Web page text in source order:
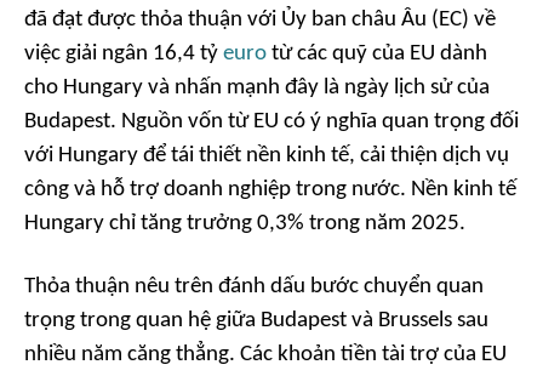
đã đạt được thỏa thuận với Ủy ban châu Âu (EC) về
việc giải ngân 16,4 tỷ euro từ các quỹ của EU dành
cho Hungary và nhấn mạnh đây là ngày lịch sử của
Budapest. Nguồn vốn từ EU có ý nghĩa quan trọng đối
với Hungary để tái thiết nền kinh tế, cải thiện dịch vụ
công và hỗ trợ doanh nghiệp trong nước. Nền kinh tế
Hungary chỉ tăng trưởng 0,3% trong năm 2025.
Thỏa thuận nêu trên đánh dấu bước chuyển quan
trọng trong quan hệ giữa Budapest và Brussels sau
nhiều năm căng thẳng. Các khoản tiền tài trợ của EU